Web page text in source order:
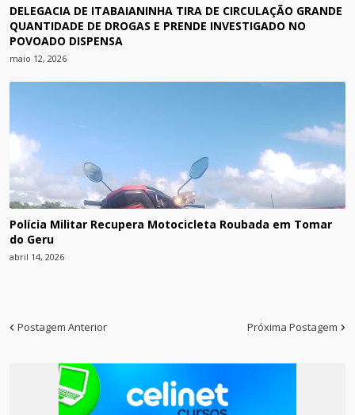
DELEGACIA DE ITABAIANINHA TIRA DE CIRCULAÇÃO GRANDE
QUANTIDADE DE DROGAS E PRENDE INVESTIGADO NO
POVOADO DISPENSA
maio 12, 2026
Polícia Militar Recupera Motocicleta Roubada em Tomar
do Geru
abril 14, 2026
Postagem Anterior Próxima Postagem